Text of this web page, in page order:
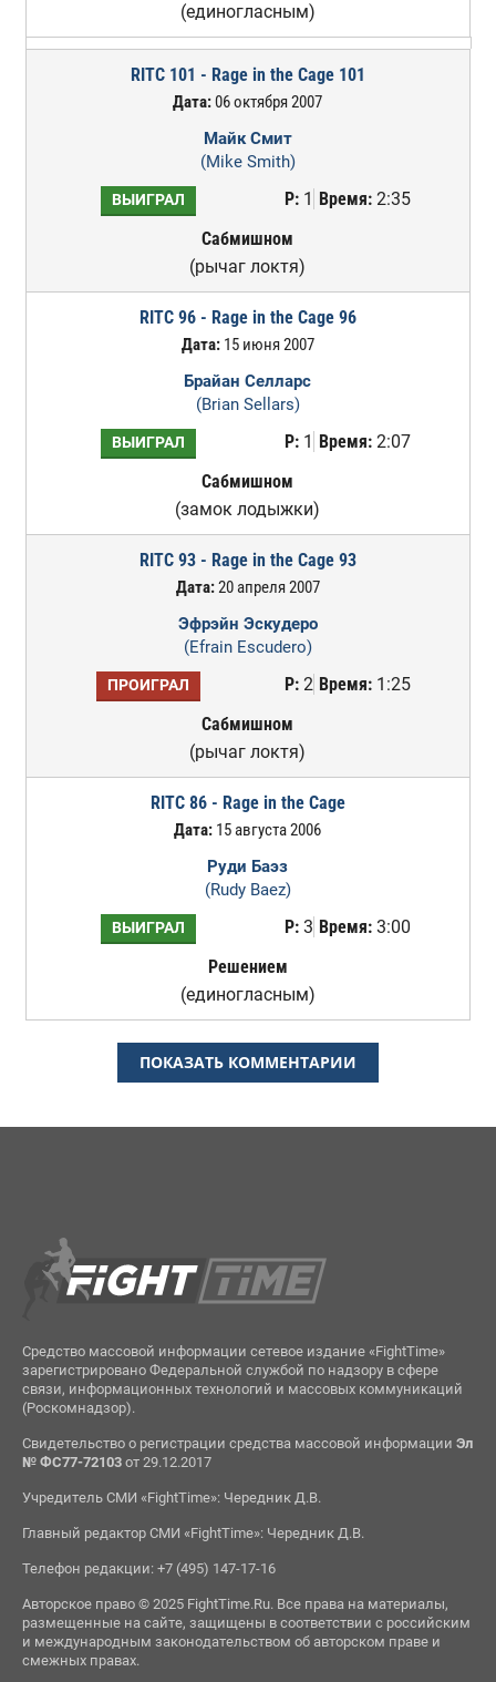
(единогласным)
RITC 101 - Rage in the Cage 101
Дата:06 октября 2007
Майк Смит
(Mike Smith)
ВЫИГРАЛ Р:1 Время:2:35
Сабмишном
(рычаг локтя)
RITC 96 - Rage in the Cage 96
Дата:15 июня 2007
Брайан Селларс
(Brian Sellars)
ВЫИГРАЛ Р:1 Время:2:07
Сабмишном
(замок лодыжки)
RITC 93 - Rage in the Cage 93
Дата:20 апреля 2007
Эфрэйн Эскудеро
(Efrain Escudero)
ПРОИГРАЛ Р:2 Время:1:25
Сабмишном
(рычаг локтя)
RITC 86 - Rage in the Cage
Дата: 15 августа 2006
Руди Баэз
(Rudy Baez)
ВЫИГРАЛ Р:3 Время:3:00
Решением
(единогласным)
ПОКАЗАТЬ КОММЕНТАРИИ
Средство массовой информации сетевое издание «FightTime»
зарегистрировано Федеральной службой по надзору в сфере
связи, информационных технологий и массовых коммуникаций
(Роскомнадзор).
Свидетельство о регистрации средства массовой информации Эл
№ ФС77-72103от 29.12.2017
Учредитель СМИ «FightTime»: Чередник Д.В.
Главный редактор СМИ «FightTime»: Чередник Д.В.
Телефон редакции: +7 (495) 147-17-16
Авторское право © 2025 FightTime.Ru. Все права на материалы,
размещенные на сайте, защищены в соответствии с российским
и международным законодательством об авторском праве и
смежных правах.